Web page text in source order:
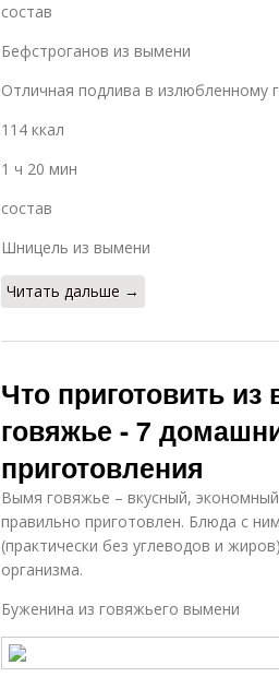
состав
Бефстроганов из вымени
Отличная подлива в излюбленному
114 ккал
1 ч 20 мин
состав
Шницель из вымени
Читать дальше →
Что приготовить
говяжье - 7
приготовления
Вымя говяжье – вкусный,
правильно приготовлен. Блюда с
(практически без углеводов и
организма.
Буженина из говяжьего вымени